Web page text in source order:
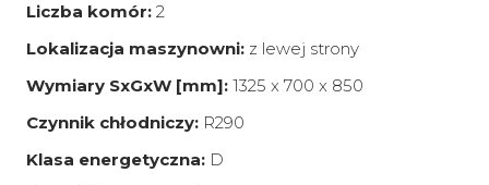
Liczba komór: 2
Lokalizacja maszynowni: z lewej strony
Wymiary SxGxW [mm]: 1325 x 700 x 850
Czynnik chłodniczy: R290
Klasa energetyczna: D